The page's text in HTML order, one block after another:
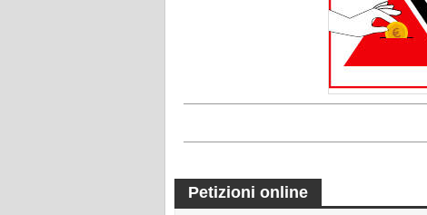
Petizioni online